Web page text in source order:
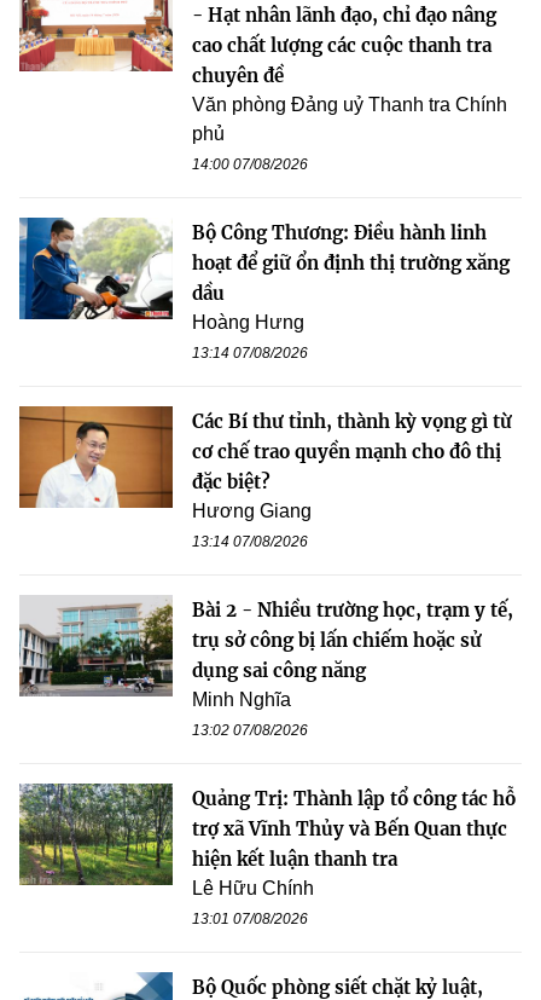
- Hạt nhân lãnh đạo, chỉ đạo nâng
cao chất lượng các cuộc thanh tra
chuyên đề
Văn phòng Đảng uỷ Thanh tra Chính
phủ
14:00 07/08/2026
Bộ Công Thương: Điều hành linh
hoạt để giữ ổn định thị trường xăng
dầu
Hoàng Hưng
13:14 07/08/2026
Các Bí thư tỉnh, thành kỳ vọng gì từ
cơ chế trao quyền mạnh cho đô thị
đặc biệt?
Hương Giang
13:14 07/08/2026
Bài 2 - Nhiều trường học, trạm y tế,
trụ sở công bị lấn chiếm hoặc sử
dụng sai công năng
Minh Nghĩa
13:02 07/08/2026
Quảng Trị: Thành lập tổ công tác hỗ
trợ xã Vĩnh Thủy và Bến Quan thực
hiện kết luận thanh tra
Lê Hữu Chính
13:01 07/08/2026
Bộ Quốc phòng siết chặt kỷ luật,